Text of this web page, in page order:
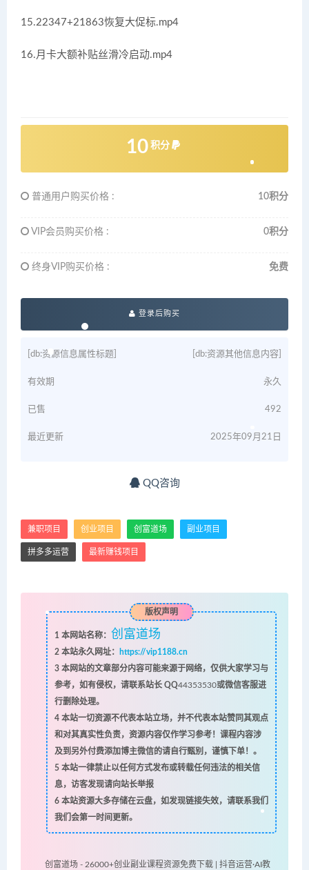
15.22347+21863恢复大促标.mp4
16.月卡大额补贴丝滑冷启动.mp4
10 积分
普通用户购买价格 : 10积分
VIP会员购买价格 : 0积分
终身VIP购买价格 : 免费
登录后购买
[db:资源信息属性标题] [db:资源其他信息内容]
有效期 永久
已售 492
最近更新 2025年09月21日
QQ咨询
兼职项目 创业项目 创富道场 副业项目
拼多多运营 最新赚钱项目
版权声明
1 本网站名称： 创富道场
2本站永久网址：
https://vip1188.cn
3本网站的文章部分内容可能来源于网络，仅供大家学习与
参考，如有侵权，请联系站长 QQ44353530或微信客服进
行删除处理。
4本站一切资源不代表本站立场，并不代表本站赞同其观点
和对其真实性负责，资源内容仅作学习参考！课程内容涉
及到另外付费添加博主微信的请自行甄别，谨慎下单！。
5本站一律禁止以任何方式发布或转载任何违法的相关信
息，访客发现请向站长举报
6本站资源大多存储在云盘，如发现链接失效，请联系我们
我们会第一时间更新。
创富道场 - 26000+创业副业课程资源免费下载 | 抖音运营·AI教